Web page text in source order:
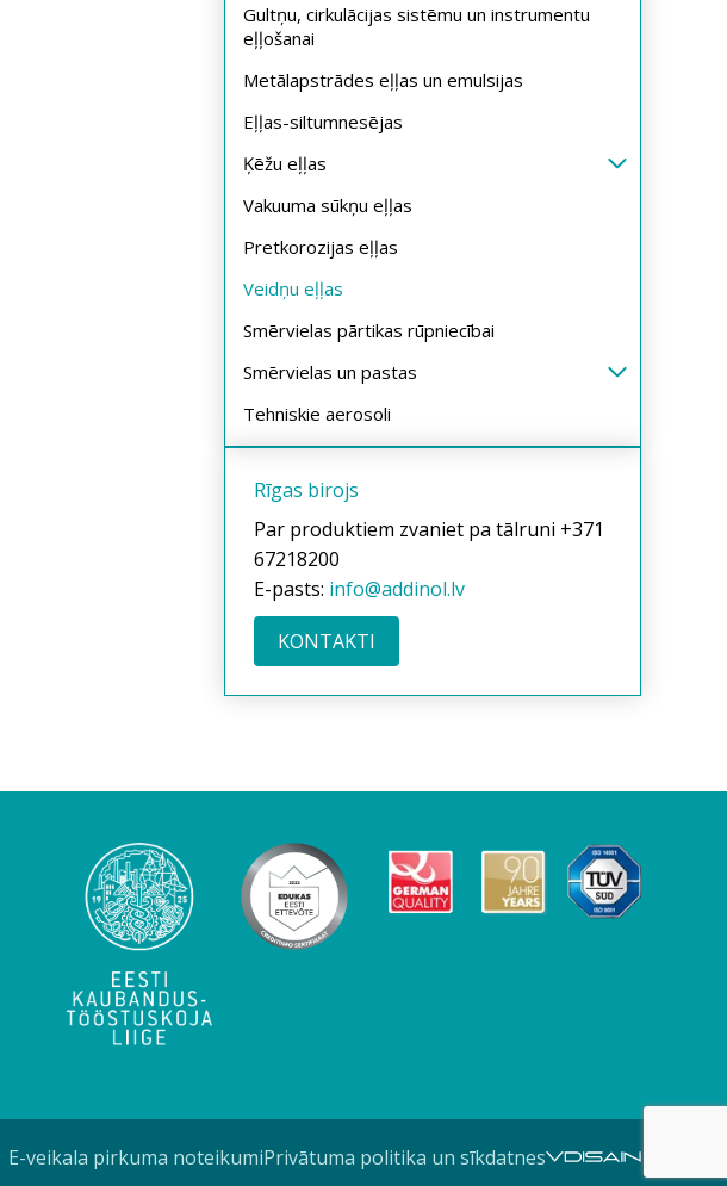
Gultņu, cirkulācijas sistēmu un instrumentu
eļļošanai
Metālapstrādes eļļas un emulsijas
Eļļas-siltumnesējas
Ķēžu eļļas
Vakuuma sūkņu eļļas
Pretkorozijas eļļas
Veidņu eļļas
Smērvielas pārtikas rūpniecībai
Smērvielas un pastas
Tehniskie aerosoli
Rīgas birojs
Par produktiem zvaniet pa tālruni +371
67218200
E-pasts: info@addinol.lv
KONTAKTI
E-veikala pirkuma noteikumiPrivātuma politika un sīkdatnes